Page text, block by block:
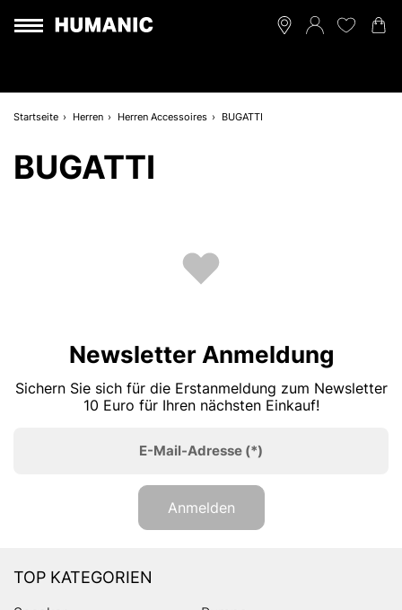
Startseite Herren Herren Accessoires BUGATTI
BUGATTI
Newsletter Anmeldung
Sichern Sie sich für die Erstanmeldung zum Newsletter
10 Euro für Ihren nächsten Einkauf!
E-Mail-Adresse (*)
Anmelden
TOP KATEGORIEN